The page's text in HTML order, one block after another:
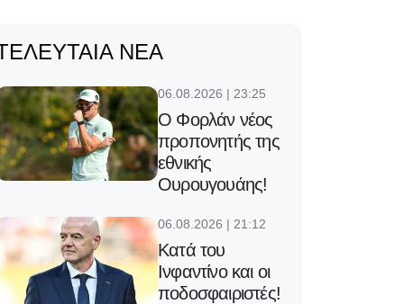
ΝΈΑ
06.08.2026 | 23:25
Ο Φορλάν νέος
προπονητής της
εθνικής
Ουρουγουάης!
06.08.2026 | 21:12
Κατά του
Ινφαντίνο και οι
ποδοσφαιριστές!